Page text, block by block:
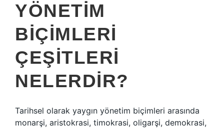
YÖNETIM
BIÇIMLERI
ÇEŞITLERI
NELERDIR?
Tarihsel olarak yaygın yönetim biçimleri arasında
monarşi, aristokrasi, timokrasi, oligarşi, demokrasi,